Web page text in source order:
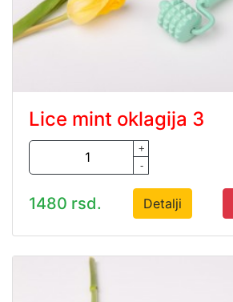
Lice mint oklagija 3
+
-
1480 rsd. Detalji